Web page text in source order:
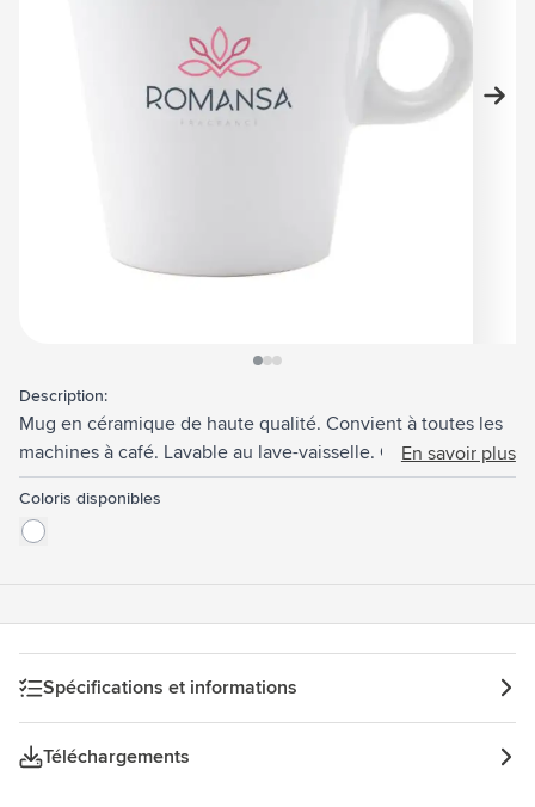
Description:
Mug en céramique de haute qualité. Convient à toutes les
machines à café. Lavable au lave-vaisselle. Capacité 200
ml. L'impression ne craint pas le lave-vaisselle et est
certifiée EN 12875-2.
En savoir plus
Coloris disponibles
Spécifications et informations
Téléchargements